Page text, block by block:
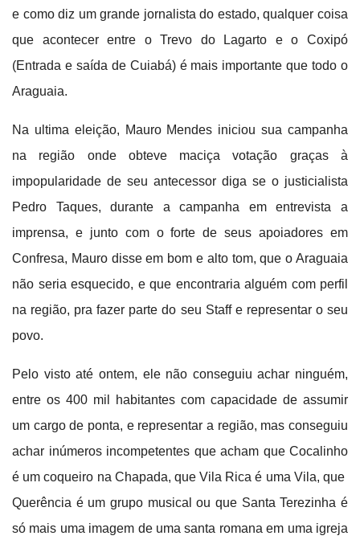
e como diz um grande jornalista do estado, qualquer coisa
que acontecer entre o Trevo do Lagarto e o Coxipó
(Entrada e saída de Cuiabá) é mais importante que todo o
Araguaia.
Na ultima eleição, Mauro Mendes iniciou sua campanha
na região onde obteve maciça votação graças à
impopularidade de seu antecessor diga se o justicialista
Pedro Taques, durante a campanha em entrevista a
imprensa, e junto com o forte de seus apoiadores em
Confresa, Mauro disse em bom e alto tom, que o Araguaia
não seria esquecido, e que encontraria alguém com perfil
na região, pra fazer parte do seu Staff e representar o seu
povo.
Pelo visto até ontem, ele não conseguiu achar ninguém,
entre os 400 mil habitantes com capacidade de assumir
um cargo de ponta, e representar a região, mas conseguiu
achar inúmeros incompetentes que acham que Cocalinho
é um coqueiro na Chapada, que Vila Rica é uma Vila, que
Querência é um grupo musical ou que Santa Terezinha é
só mais uma imagem de uma santa romana em uma igreja